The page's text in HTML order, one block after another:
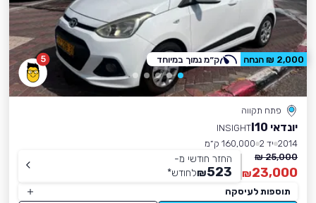
5
פתח תקווה
יונדאי I10
INSIGHT
2014 יד 2
160,000 ק״מ
25,000 ₪
23,000
₪
החזר חודשי מ-
523
₪לחודש*
תוספות לעיסקה
2,000 ₪ הנחה ק״מ נמוך במיוחד